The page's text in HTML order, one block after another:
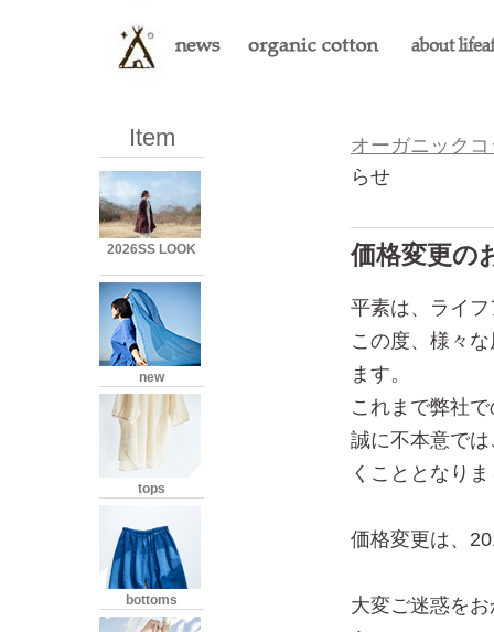
オーガニック
らせ
価格変更の
平素は、ライ
この度、様々
ます。
これまで弊社
誠に不本意で
くこととなり
価格変更は、
大変ご迷惑を
Item
2026SS LOOK
new
tops
bottoms